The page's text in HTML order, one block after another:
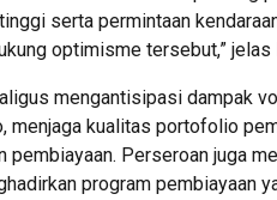
serta permintaan
optimisme tersebut,” jelas
mengantisipasi dampak
menjaga kualitas portofolio
Perseroan juga
program pembiayaan